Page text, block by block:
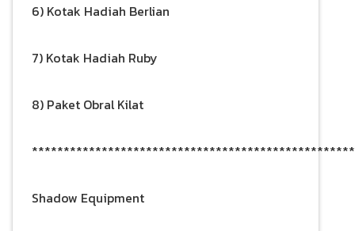
6) Kotak Hadiah Berlian
7) Kotak Hadiah Ruby
8) Paket Obral Kilat
Shadow Equipment